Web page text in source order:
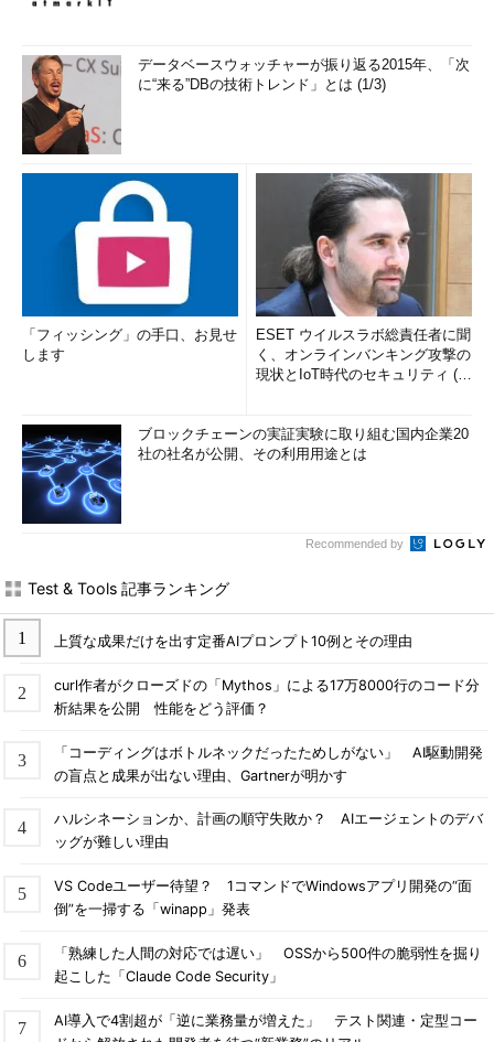
データベースウォッチャーが振り返る2015年、「次
に“来る”DBの技術トレンド」とは (1/3)
「フィッシング」の手口、お見せ
します
ESET ウイルスラボ総責任者に聞
く、オンラインバンキング攻撃の
現状とIoT時代のセキュリティ (1/
ブロックチェーンの実証実験に取り組む国内企業20
社の社名が公開、その利用用途とは
Recommended by
Test & Tools 記事ランキング
上質な成果だけを出す定番AIプロンプト10例とその理由
curl作者がクローズドの「Mythos」による17万8000行のコード分
析結果を公開 性能をどう評価？
「コーディングはボトルネックだったためしがない」 AI駆動開発
の盲点と成果が出ない理由、Gartnerが明かす
ハルシネーションか、計画の順守失敗か？ AIエージェントのデバ
ッグが難しい理由
VS Codeユーザー待望？ 1コマンドでWindowsアプリ開発の“面
倒”を一掃する「winapp」発表
「熟練した人間の対応では遅い」 OSSから500件の脆弱性を掘り
起こした「Claude Code Security」
AI導入で4割超が「逆に業務量が増えた」 テスト関連・定型コー